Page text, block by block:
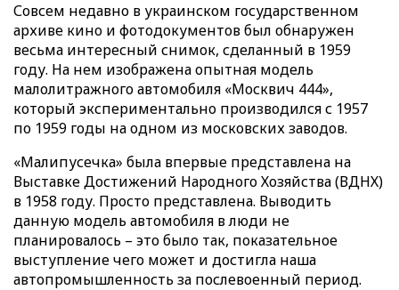
Совсем недавно в украинском государственном
архиве кино и фотодокументов был обнаружен
весьма интересный снимок, сделанный в 1959
году. На нем изображена опытная модель
малолитражного автомобиля «Москвич 444»,
который экспериментально производился с 1957
по 1959 годы на одном из московских заводов.
«Малипусечка» была впервые представлена на
Выставке Достижений Народного Хозяйства (ВДНХ)
в 1958 году. Просто представлена. Выводить
данную модель автомобиля в люди не
планировалось – это было так, показательное
выступление чего может и достигла наша
автопромышленность за послевоенный период.